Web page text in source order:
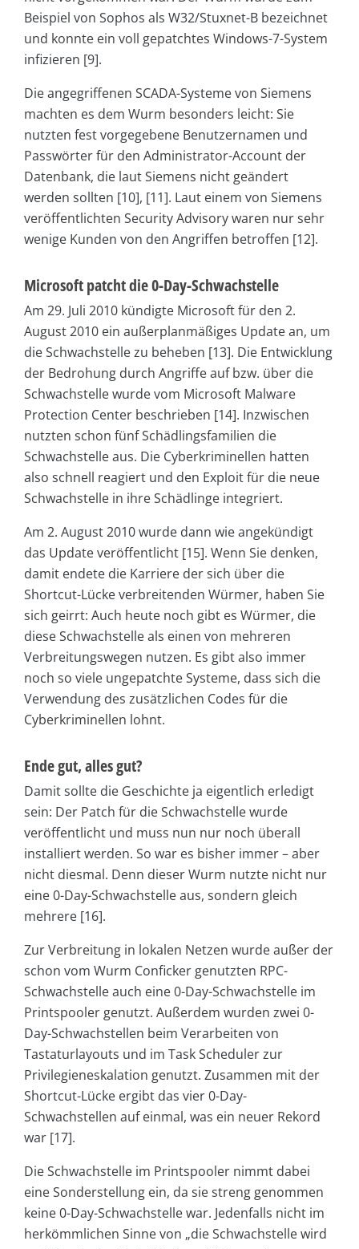
Beispiel von Sophos als W32/Stuxnet-B bezeichnet
und konnte ein voll gepatchtes Windows-7-System
infizieren [9].
Die angegriffenen SCADA-Systeme von Siemens
machten es dem Wurm besonders leicht: Sie
nutzten fest vorgegebene Benutzernamen und
Passwörter für den Administrator-Account der
Datenbank, die laut Siemens nicht geändert
werden sollten [10], [11]. Laut einem von Siemens
veröffentlichten Security Advisory waren nur sehr
wenige Kunden von den Angriffen betroffen [12].
Microsoft patcht die 0-Day-Schwachstelle
Am 29. Juli 2010 kündigte Microsoft für den 2.
August 2010 ein außerplanmäßiges Update an, um
die Schwachstelle zu beheben [13]. Die Entwicklung
der Bedrohung durch Angriffe auf bzw. über die
Schwachstelle wurde vom Microsoft Malware
Protection Center beschrieben [14]. Inzwischen
nutzten schon fünf Schädlingsfamilien die
Schwachstelle aus. Die Cyberkriminellen hatten
also schnell reagiert und den Exploit für die neue
Schwachstelle in ihre Schädlinge integriert.
Am 2. August 2010 wurde dann wie angekündigt
das Update veröffentlicht [15]. Wenn Sie denken,
damit endete die Karriere der sich über die
Shortcut-Lücke verbreitenden Würmer, haben Sie
sich geirrt: Auch heute noch gibt es Würmer, die
diese Schwachstelle als einen von mehreren
Verbreitungswegen nutzen. Es gibt also immer
noch so viele ungepatchte Systeme, dass sich die
Verwendung des zusätzlichen Codes für die
Cyberkriminellen lohnt.
Ende gut, alles gut?
Damit sollte die Geschichte ja eigentlich erledigt
sein: Der Patch für die Schwachstelle wurde
veröffentlicht und muss nun nur noch überall
installiert werden. So war es bisher immer – aber
nicht diesmal. Denn dieser Wurm nutzte nicht nur
eine 0-Day-Schwachstelle aus, sondern gleich
mehrere [16].
Zur Verbreitung in lokalen Netzen wurde außer der
schon vom Wurm Conficker genutzten RPC-
Schwachstelle auch eine 0-Day-Schwachstelle im
Printspooler genutzt. Außerdem wurden zwei 0-
Day-Schwachstellen beim Verarbeiten von
Tastaturlayouts und im Task Scheduler zur
Privilegieneskalation genutzt. Zusammen mit der
Shortcut-Lücke ergibt das vier 0-Day-
Schwachstellen auf einmal, was ein neuer Rekord
war [17].
Die Schwachstelle im Printspooler nimmt dabei
eine Sonderstellung ein, da sie streng genommen
keine 0-Day-Schwachstelle war. Jedenfalls nicht im
herkömmlichen Sinne von „die Schwachstelle wird